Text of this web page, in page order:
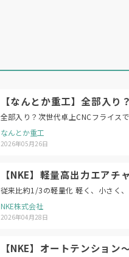
【なんとか重工】全部入
全部入り？次世代卓上CNCフライス
なんとか重工
2026年05月26日
【NKE】軽量高出力エア
従来比約1/3の軽量化 軽く、小さく
NKE株式会社
2026年04月28日
【NKE】オートテンショ